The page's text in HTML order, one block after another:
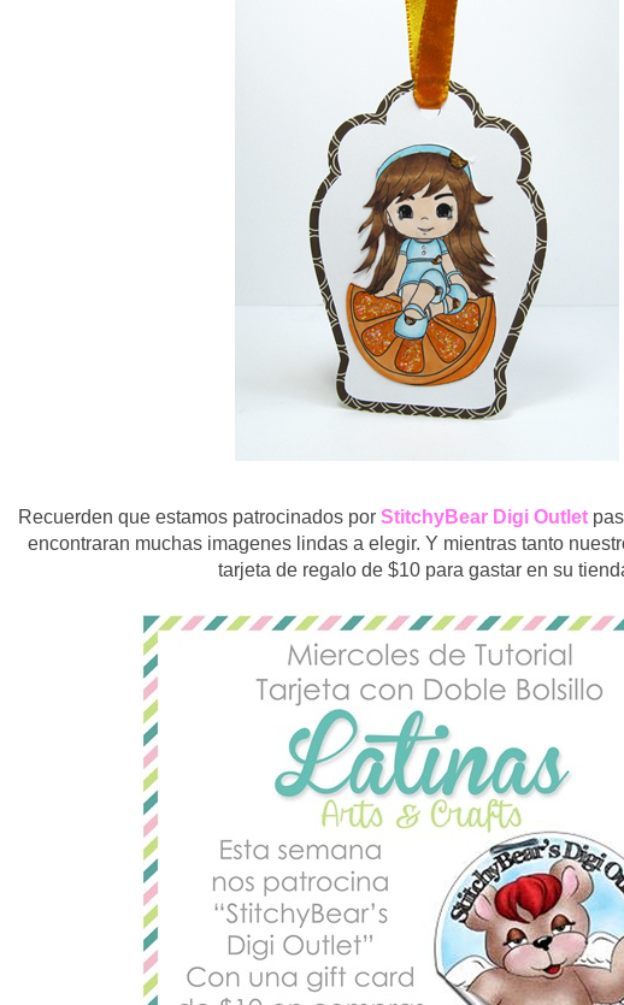
Recuerden que estamos patrocinados por StitchyBear Digi Outlet
encontraran muchas imagenes lindas a elegir. Y mientras tanto
tarjeta de regalo de $10 para gastar en su